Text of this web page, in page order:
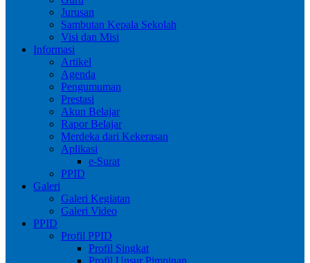
Jurusan
Sambutan Kepala Sekolah
Visi dan Misi
Informasi
Artikel
Agenda
Pengumuman
Prestasi
Akun Belajar
Rapor Belajar
Merdeka dari Kekerasan
Aplikasi
e-Surat
PPID
Galeri
Galeri Kegiatan
Galeri Video
PPID
Profil PPID
Profil Singkat
Profil Unsur Pimpinan